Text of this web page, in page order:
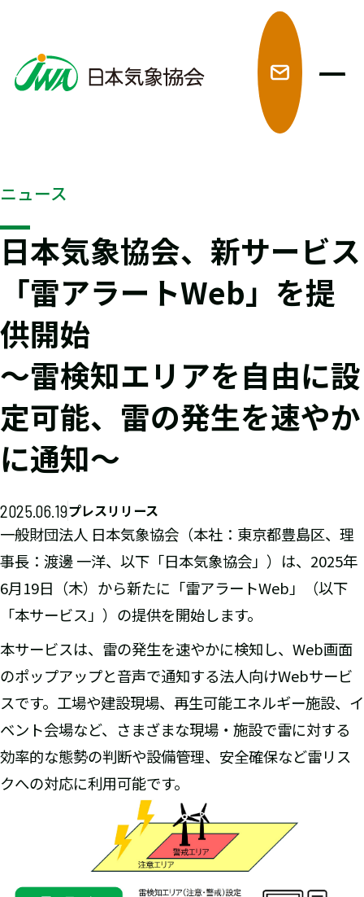
ニュース
日本気象協会、新サービス
「雷アラートWeb」を提
供開始
～雷検知エリアを自由に設
定可能、雷の発生を速やか
に通知～
2025.06.19プレスリリース
一般財団法人 日本気象協会（本社：東京都豊島区、理
事長：渡邊 一洋、以下「日本気象協会」）は、2025年
6月19日（木）から新たに「雷アラートWeb」（以下
「本サービス」）の提供を開始します。
本サービスは、雷の発生を速やかに検知し、Web画面
のポップアップと音声で通知する法人向けWebサービ
スです。工場や建設現場、再生可能エネルギー施設、イ
ベント会場など、さまざまな現場・施設で雷に対する
効率的な態勢の判断や設備管理、安全確保など雷リス
クへの対応に利用可能です。